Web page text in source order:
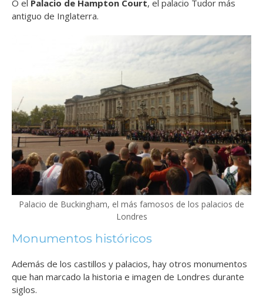
O el Palacio de Hampton Court, el palacio Tudor más
antiguo de Inglaterra.
Palacio de Buckingham, el más famosos de los palacios de
Londres
Monumentos históricos
Además de los castillos y palacios, hay otros monumentos
que han marcado la historia e imagen de Londres durante
siglos.